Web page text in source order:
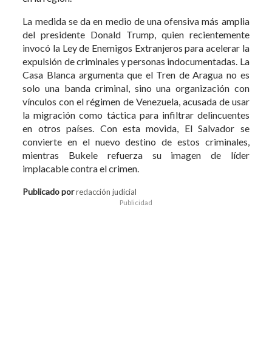
La medida se da en medio de una ofensiva más amplia
del presidente Donald Trump, quien recientemente
invocó la Ley de Enemigos Extranjeros para acelerar la
expulsión de criminales y personas indocumentadas. La
Casa Blanca argumenta que el Tren de Aragua no es
solo una banda criminal, sino una organización con
vínculos con el régimen de Venezuela, acusada de usar
la migración como táctica para infiltrar delincuentes
en otros países. Con esta movida, El Salvador se
convierte en el nuevo destino de estos criminales,
mientras Bukele refuerza su imagen de líder
implacable contra el crimen.
Publicado porredacción judicial
Publicidad